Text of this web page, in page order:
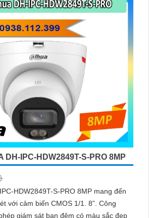
DH-IPC-HDW2849T-S-PRO 8MP
HDW2849T-S-PRO 8MP mang đến
cảm biến CMOS 1/1. 8”. Công
giám sát ban đêm có màu sắc đẹp